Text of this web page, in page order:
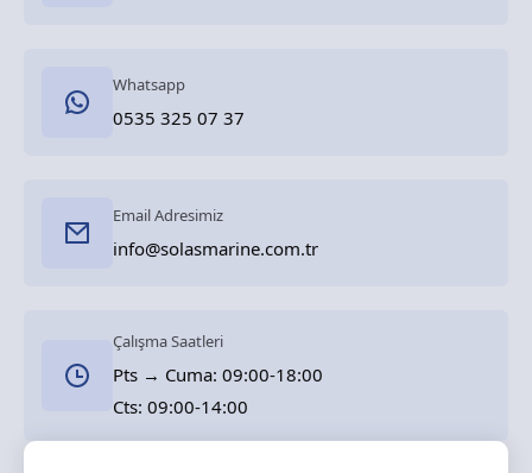
Whatsapp
0535 325 07 37
Email Adresimiz
info@solasmarine.com.tr
Çalışma Saatleri
Pts → Cuma: 09:00-18:00
Cts: 09:00-14:00